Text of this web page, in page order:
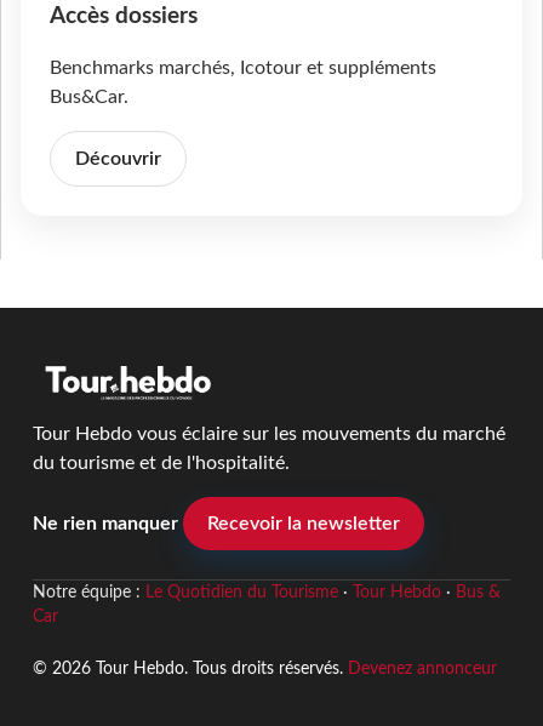
Accès dossiers
Benchmarks marchés, Icotour et suppléments
Bus&Car.
Découvrir
Tour Hebdo vous éclaire sur les mouvements du marché
du tourisme et de l'hospitalité.
Ne rien manquer Recevoir la newsletter
Notre équipe : Le Quotidien du Tourisme· Tour Hebdo· Bus &
Car
© 2026 Tour Hebdo. Tous droits réservés. Devenez annonceur